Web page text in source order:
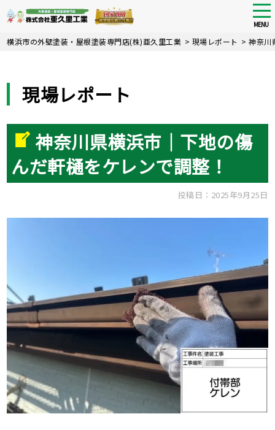
Skip
MENU
横浜市の外壁塗装・屋根塗装専門店(株)亜久里工業 > 現場レポート >神奈川
現場レポート
神奈川県横浜市｜下地の傷
んだ軒樋をケレンで調整！
投稿日：2025年9月25日